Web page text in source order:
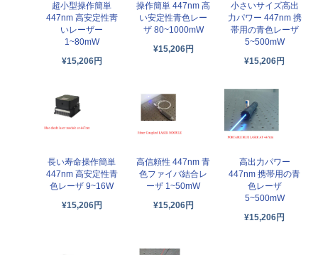
超小型操作簡単
447nm 高安定性靑
いレーザー
1~80mW
¥15,206円
操作簡単 447nm 高
い安定性青色レー
ザ 80~1000mW
¥15,206円
小さいサイズ高出
力パワー 447nm 携
帯用の青色レーザ
5~500mW
¥15,206円
長い寿命操作簡単
447nm 高安定性青
色レーザ 9~16W
¥15,206円
高信頼性 447nm 青
色ファイバ結合レ
ーザ 1~50mW
¥15,206円
高出力パワー
447nm 携帯用の青
色レーザ
5~500mW
¥15,206円